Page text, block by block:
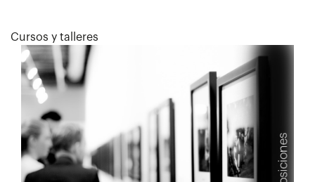
Cursos y talleres